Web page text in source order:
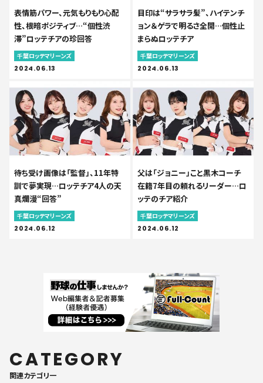
表情筋パワー、元気もりもり心配
性、根暗ポジティブ…“個性渋
滞”ロッテチアの珍回答
千葉ロッテマリーンズ
2024.06.13
目印は“サラサラ髪”、ハイテンチ
ョン＆ゲラで明るさ全開…個性止
まらぬロッテチア
千葉ロッテマリーンズ
2024.06.13
待ち受け画像は「監督」、11年特
訓で夢実現…ロッテチア4人の天
真爛漫“回答”
千葉ロッテマリーンズ
2024.06.12
父は「ジョニー」こと黒木コーチ
在籍7年目の頼れるリーダー…ロ
ッテのチア紹介
千葉ロッテマリーンズ
2024.06.12
CATEGORY
関連カテゴリ一